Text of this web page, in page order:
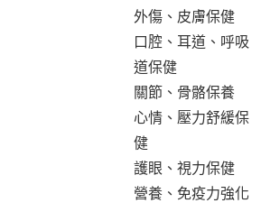
外傷、皮膚保健
口腔、耳道、呼吸
道保健
關節、骨骼保養
心情、壓力舒緩保
健
護眼、視力保健
營養、免疫力強化